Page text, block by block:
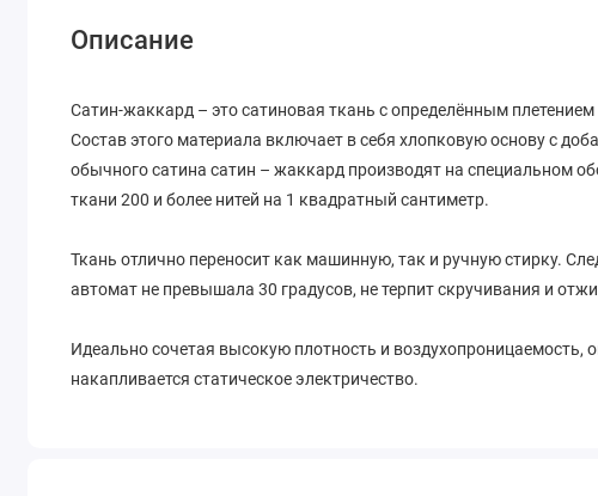
Описание
Сатин-жаккард – это сатиновая ткань с определённым
Состав этого материала включает в себя хлопковую основу с
обычного сатина сатин – жаккард производят на специальном
ткани 200 и более нитей на 1 квадратный сантиметр.
Ткань отлично переносит как машинную, так и ручную стирку.
автомат не превышала 30 градусов, не терпит скручивания и
Идеально сочетая высокую плотность и воздухопроницаемость,
накапливается статическое электричество.